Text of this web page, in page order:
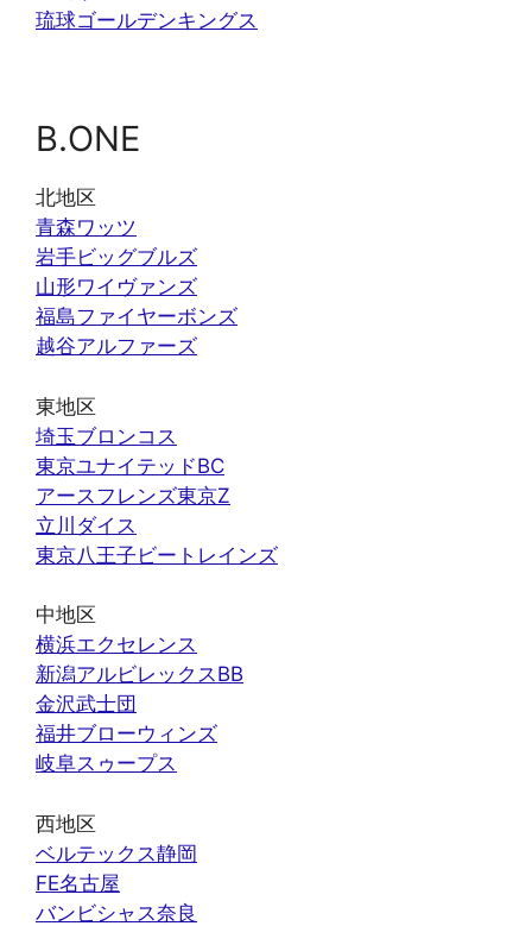
琉球ゴールデンキングス
B.ONE
北地区
青森ワッツ
岩手ビッグブルズ
山形ワイヴァンズ
福島ファイヤーボンズ
越谷アルファーズ
東地区
埼玉ブロンコス
東京ユナイテッドBC
アースフレンズ東京Z
立川ダイス
東京八王子ビートレインズ
中地区
横浜エクセレンス
新潟アルビレックスBB
金沢武士団
福井ブローウィンズ
岐阜スゥープス
西地区
ベルテックス静岡
FE名古屋
バンビシャス奈良